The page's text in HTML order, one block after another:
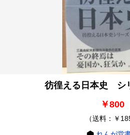
彷徨える日本史 シ
￥800
（送料：￥